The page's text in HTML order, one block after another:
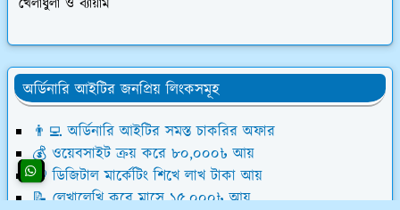
খেলাধুলা ও ব্যায়াম
অর্ডিনারি আইটির জনপ্রিয় লিংকসমূহ
👨‍💻 অর্ডিনারি আইটির সমস্ত চাকরির অফার
💰 ওয়েবসাইট ক্রয় করে ৮০,০০০৳ আয়
💸 ডিজিটাল মার্কেটিং শিখে লাখ টাকা আয়
📝 লেখালেখি করে মাসে ১৫,০০০৳ আয়